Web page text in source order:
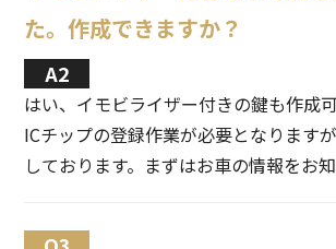
た。作成できますか？
はい、イモビライザー付きの鍵も作成
ICチップの登録作業が必要となります
しております。まずはお車の情報をお